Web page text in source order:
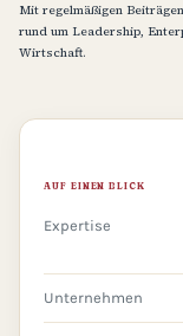
Mit regelmäßigen
rund um Leadership,
Wirtschaft.
AUF EINEN BLICK
Expertise
Unternehmen